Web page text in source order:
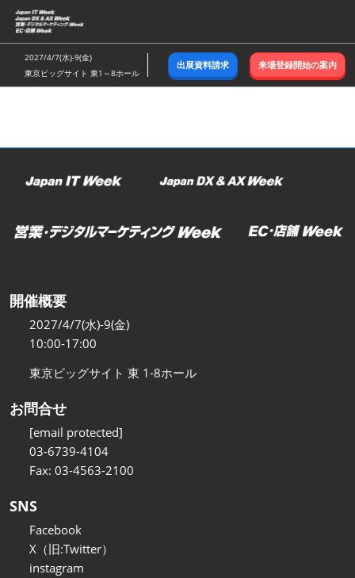
ス
キ
ッ
し
む
2027/4/7(水)-9(金)
東京ビッグサイト 東1～8ホール
出展資料請求 来場登録開始の案内
開催概要
2027/4/7(水)-9(金)
10:00-17:00
東京ビッグサイト 東 1-8ホール
お問合せ
[email protected]
03-6739-4104
Fax: 03-4563-2100
SNS
Facebook
X（旧:Twitter）
instagram